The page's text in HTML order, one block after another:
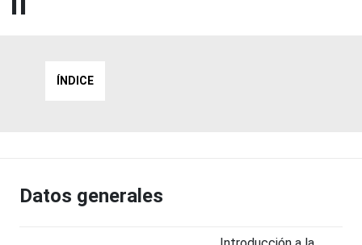
ÍNDICE
Datos generales